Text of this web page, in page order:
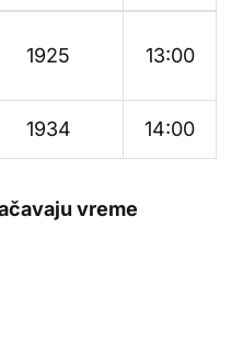
1925 13:00
1934 14:00
vreme